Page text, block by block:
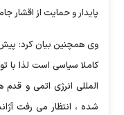
پایدار و حمایت از اقشار
وی‌ همچنین بیان کرد:
کاملا سیاسی است لذا با
المللی انرژی اتمی و
شده ، انتظار می رفت